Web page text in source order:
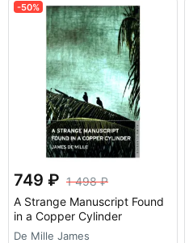
-50%
749
1 498
A Strange Manuscript Found
in a Copper Cylinder
De Mille James